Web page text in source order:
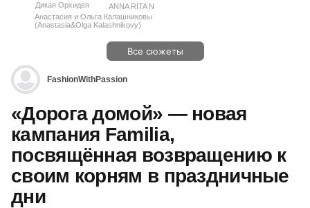
Дикая Орхидея
Анастасия и Ольга Калашниковы
(Anastasia&Olga Kalashnikovy)
ANNA RITA N
Все сюжеты
FashionWithPassion
«Дорога домой» — новая
кампания Familia,
посвящённая возвращению к
своим корням в праздничные
дни